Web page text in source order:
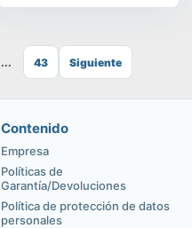
... 43 Siguiente
Contenido
Empresa
Políticas de
Garantía/Devoluciones
Política de protección de datos
personales